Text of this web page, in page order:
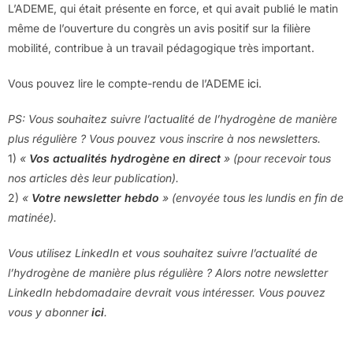
L’ADEME, qui était présente en force, et qui avait publié le matin
même de l’ouverture du congrès un avis positif sur la filière
mobilité, contribue à un travail pédagogique très important.
Vous pouvez lire le compte-rendu de l’ADEME ici.
PS: Vous souhaitez suivre l’actualité de l’hydrogène de manière
plus régulière ? Vous pouvez vous inscrire à nos newsletters.
1) « Vos actualités hydrogène en direct » (pour recevoir tous
nos articles dès leur publication).
2) « Votre newsletter hebdo » (envoyée tous les lundis en fin de
matinée).
Vous utilisez LinkedIn et vous souhaitez suivre l’actualité de
l’hydrogène de manière plus régulière ? Alors notre newsletter
LinkedIn hebdomadaire devrait vous intéresser. Vous pouvez
vous y abonnerici.